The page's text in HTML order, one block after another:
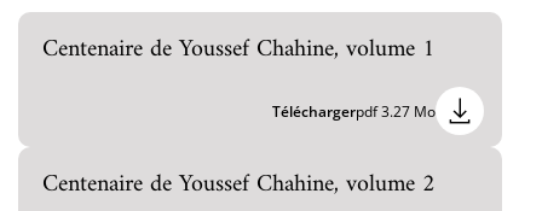
Centenaire de Youssef Chahine, volume 1
Téléchargerpdf 3.27 Mo
Centenaire de Youssef Chahine, volume 2